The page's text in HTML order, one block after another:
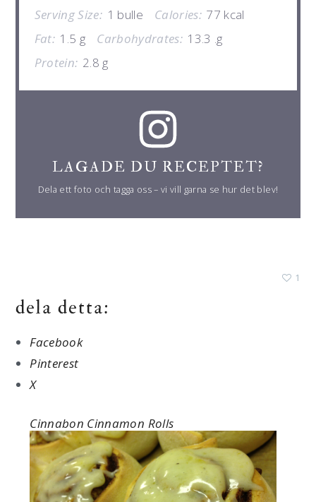
Serving Size: 1 bulle Calories: 77 kcal
Fat: 1.5 g Carbohydrates: 13.3 .g
Protein: 2.8 g
LAGADE DU RECEPTET?
Dela ett foto och tagga oss – vi vill garna se hur det blev!
1
dela detta:
Facebook
Pinterest
X
Cinnabon Cinnamon Rolls